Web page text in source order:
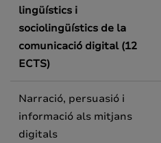
lingüístics i
sociolingüístics de la
comunicació digital (12
ECTS)
Narració, persuasió i
informació als mitjans
digitals